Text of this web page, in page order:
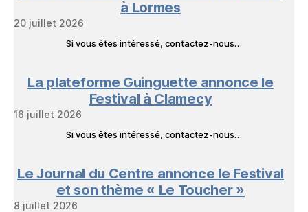
à Lormes
20 juillet 2026
Si vous êtes intéressé, contactez-nous…
La plateforme Guinguette annonce le
Festival à Clamecy
16 juillet 2026
Si vous êtes intéressé, contactez-nous…
Le Journal du Centre annonce le Festival
et son thème « Le Toucher »
8 juillet 2026